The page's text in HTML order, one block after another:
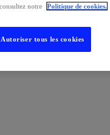
notre
Politique de cookies.
Autoriser tous les cookies